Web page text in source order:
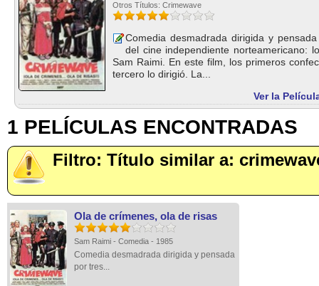
Otros Títulos: Crimewave
Comedia desmadrada dirigida y
del cine independiente norteamericano:
Sam Raimi. En este film, los primeros
tercero lo dirigió. La...
Ver la
1 PELÍCULAS ENCONTRADAS
Filtro: Título similar a:
Ola de crímenes, ola de risas
Sam Raimi - Comedia - 1985
Comedia desmadrada dirigida y pensada
por tres...